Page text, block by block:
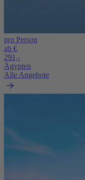
pro Person
ab €
291,-
Ägypten
Alle Angebote